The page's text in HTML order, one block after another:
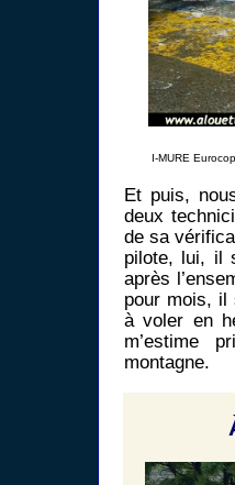
I-MURE
Et puis,
deux
de sa
pilote, lui, il
après
pour mois, il
à voler en
m’estime
montagne.